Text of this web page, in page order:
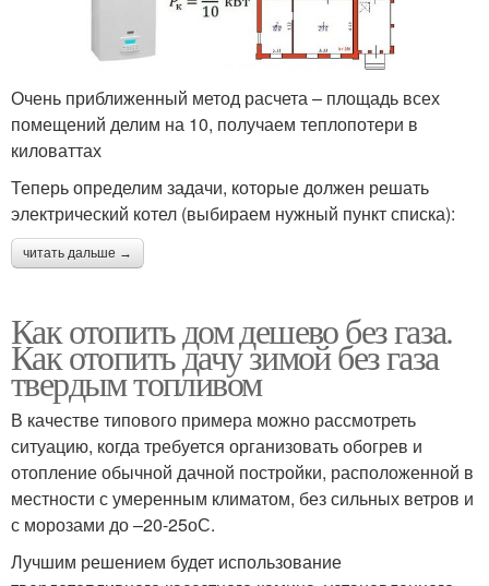
Очень приближенный метод расчета – площадь всех
помещений делим на 10, получаем теплопотери в
киловаттах
Теперь определим задачи, которые должен решать
электрический котел (выбираем нужный пункт списка):
читать дальше →
Как отопить дом дешево без газа.
Как отопить дачу зимой без газа
твердым топливом
В качестве типового примера можно рассмотреть
ситуацию, когда требуется организовать обогрев и
отопление обычной дачной постройки, расположенной в
местности с умеренным климатом, без сильных ветров и
с морозами до –20-25оС.
Лучшим решением будет использование